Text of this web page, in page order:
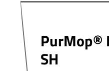
PurMop®
SH